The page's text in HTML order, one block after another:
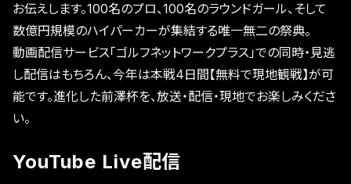
お伝えします。100名のプロ、100名のラウンドガール、そして
数億円規模のハイパーカーが集結する唯一無二の祭典。
動画配信サービス「ゴルフネットワークプラス」での同時・見逃
し配信はもちろん、今年は本戦4日間【無料で現地観戦】が可
能です。進化した前澤杯を、放送・配信・現地でお楽しみくださ
い。
YouTube Live配信